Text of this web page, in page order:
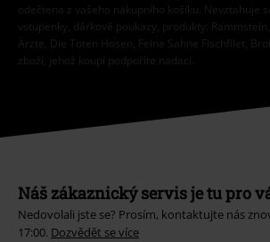
odečtena z vašeho nákupního košíku. Nevztahuje
vstupenky, dárkové poukazy, produkty:
Ärzte, Die Toten Hosen, Feine Sahne Fischfilet,
zboží, jehož koupí podpoříte nadaci.
Náš zákaznický servis je tu pro
Nedovolali jste se? Prosím, kontaktujte nás
17:00. Dozvědět se více